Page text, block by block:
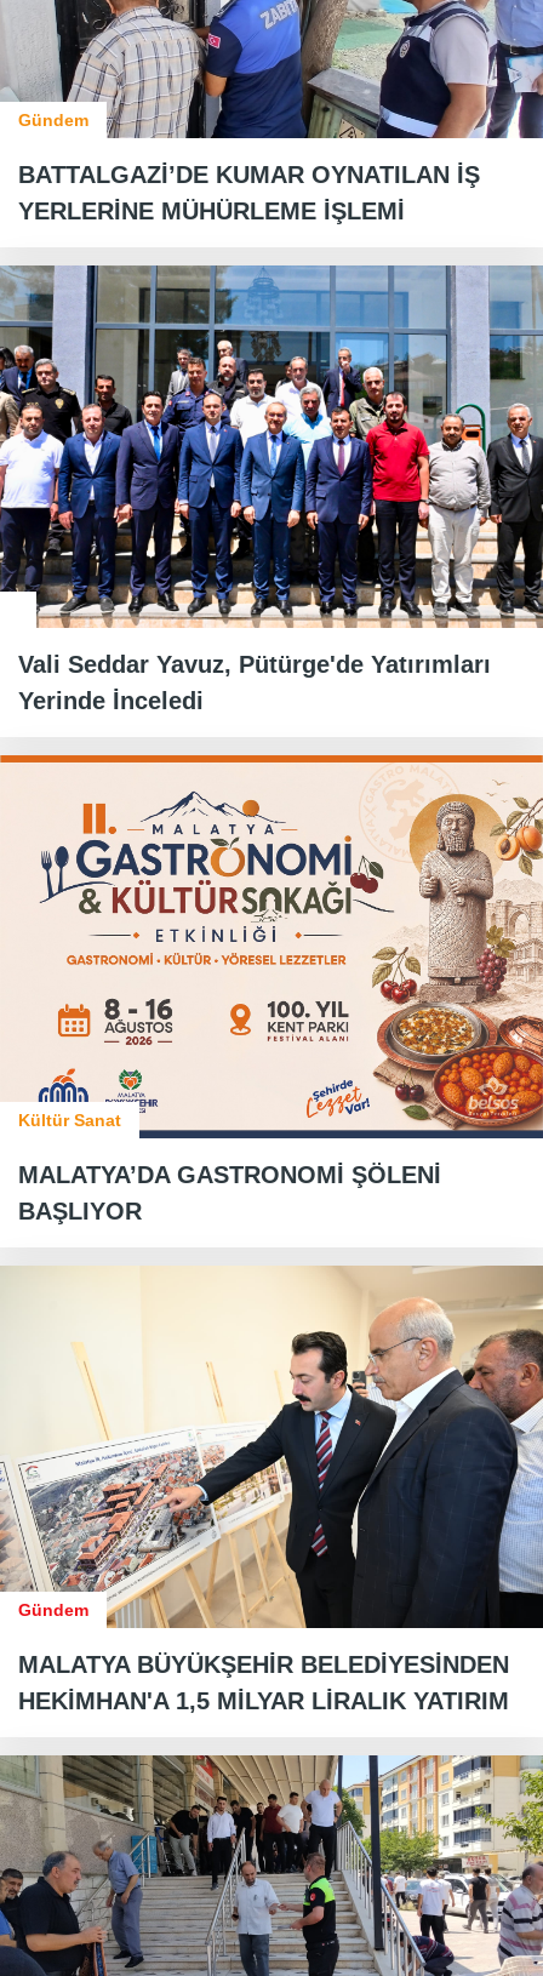
Gündem
BATTALGAZİ’DE KUMAR OYNATILAN İŞ
YERLERİNE MÜHÜRLEME İŞLEMİ
Vali Seddar Yavuz, Pütürge'de Yatırımları
Yerinde İnceledi
Kültür Sanat
MALATYA’DA GASTRONOMİ ŞÖLENİ
BAŞLIYOR
Gündem
MALATYA BÜYÜKŞEHİR BELEDİYESİNDEN
HEKİMHAN'A 1,5 MİLYAR LİRALIK YATIRIM